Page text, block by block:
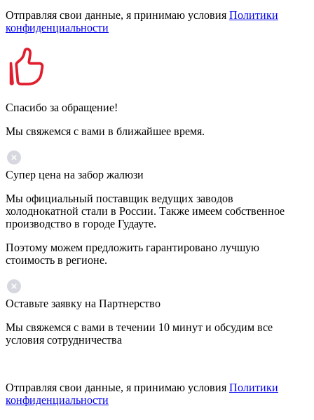
Отправляя свои данные, я принимаю условия Политики
конфиденциальности
Спасибо за обращение!
Мы свяжемся с вами в ближайшее время.
Супер цена на забор жалюзи
Мы официальный поставщик ведущих заводов
холоднокатной стали в России. Также имеем собственное
производство в городе Гудауте.
Поэтому можем предложить гарантировано лучшую
стоимость в регионе.
Оставьте заявку на Партнерство
Мы свяжемся с вами в течении 10 минут и обсудим все
условия сотрудничества
Отправляя свои данные, я принимаю условия Политики
конфиденциальности